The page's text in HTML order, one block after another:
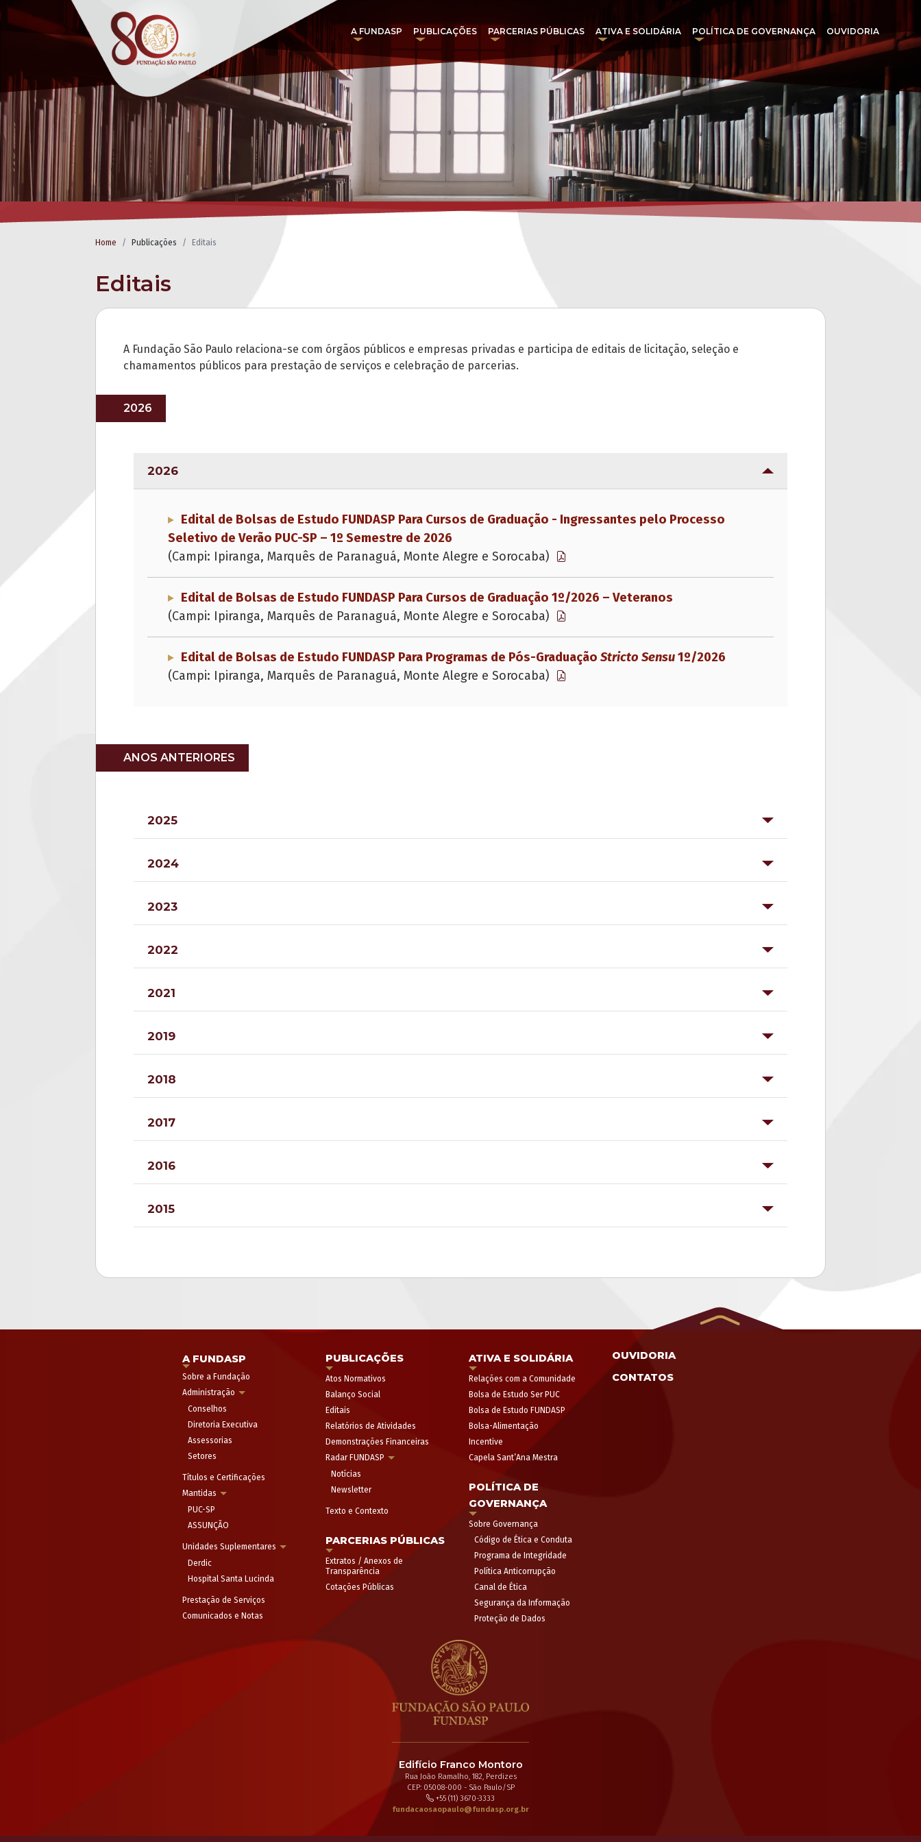
A FUNDASP PUBLICAÇÕES PARCERIAS PÚBLICAS ATIVA E SOLIDÁRIA POLÍTICA DE GOVERNANÇA OUVIDORIA
Home Publicações Editais
Editais
A Fundação São Paulo relaciona-se com órgãos públicos e empresas privadas e participa de editais de licitação, seleção e
chamamentos públicos para prestação de serviços e celebração de parcerias.
2026
2026
Edital de Bolsas de Estudo FUNDASP Para Cursos de Graduação - Ingressantes pelo Processo
Seletivo de Verão PUC-SP – 1º Semestre de 2026
(Campi: Ipiranga, Marquês de Paranaguá, Monte Alegre e Sorocaba)
Edital de Bolsas de Estudo FUNDASP Para Cursos de Graduação 1º/2026 – Veteranos
(Campi: Ipiranga, Marquês de Paranaguá, Monte Alegre e Sorocaba)
Edital de Bolsas de Estudo FUNDASP Para Programas de Pós-Graduação Stricto Sensu1º/2026
(Campi: Ipiranga, Marquês de Paranaguá, Monte Alegre e Sorocaba)
ANOS ANTERIORES
2025
2024
2023
2022
2021
2019
2018
2017
2016
2015
A FUNDASP
Sobre a Fundação
Administração
Conselhos
Diretoria Executiva
Assessorias
Setores
Títulos e Certificações
Mantidas
PUC-SP
ASSUNÇÃO
Unidades Suplementares
Derdic
Hospital Santa Lucinda
Prestação de Serviços
Comunicados e Notas
PUBLICAÇÕES
Atos Normativos
Balanço Social
Editais
Relatórios de Atividades
Demonstrações Financeiras
Radar FUNDASP
Notícias
Newsletter
Texto e Contexto
PARCERIAS PÚBLICAS
Extratos / Anexos de
Transparência
Cotações Públicas
ATIVA E SOLIDÁRIA
Relações com a Comunidade
Bolsa de Estudo Ser PUC
Bolsa de Estudo FUNDASP
Bolsa-Alimentação
Incentive
Capela Sant’Ana Mestra
POLÍTICA DE
GOVERNANÇA
Sobre Governança
Código de Ética e Conduta
Programa de Integridade
Política Anticorrupção
Canal de Ética
Segurança da Informação
Proteção de Dados
OUVIDORIA
CONTATOS
Edifício Franco Montoro
Rua João Ramalho, 182, Perdizes
CEP: 05008-000 - São Paulo/SP
+55 (11) 3670-3333
fundacaosaopaulo@fundasp.org.br